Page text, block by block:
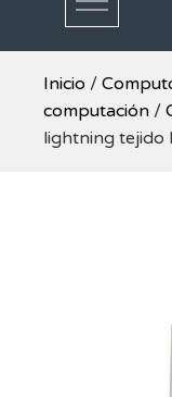
Inicio /
computación /
lightning tejido